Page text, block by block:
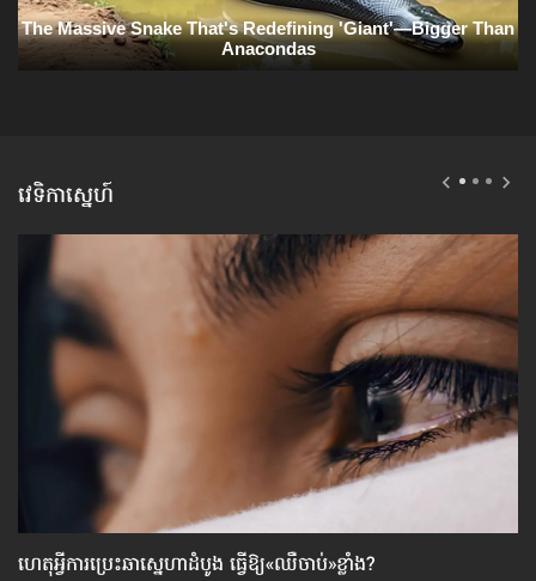
វេទិកាស្នេហ៍
ហេតុអ្វី​ការប្រេះឆា​ស្នេហា​ដំបូង ធ្វើ​ឱ្យ​«ឈឺចាប់»​ខ្លាំង?